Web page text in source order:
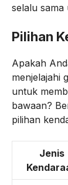
selalu sama
Pilihan
Apakah
menjelajahi
untuk
bawaan?
pilihan
Jenis